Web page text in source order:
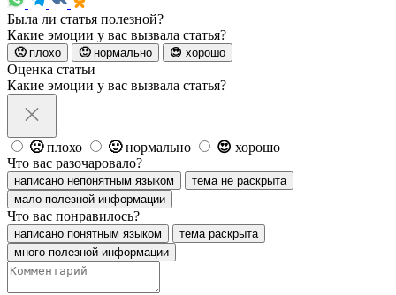
Была ли статья полезной?
Какие эмоции у вас вызвала статья?
🙁 плохо 🙂 нормально 😍 хорошо
Оценка статьи
Какие эмоции у вас вызвала статья?
🙁 плохо 🙂 нормально 😍 хорошо
Что вас разочаровало?
написано непонятным языком
тема не раскрыта
мало полезной информации
Что вас понравилось?
написано понятным языком
тема раскрыта
много полезной информации